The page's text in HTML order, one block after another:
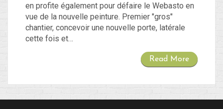
en profite également pour défaire le Webasto en
vue de la nouvelle peinture. Premier "gros"
chantier, concevoir une nouvelle porte, latérale
cette fois et…
Read More